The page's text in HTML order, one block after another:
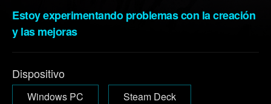
Estoy experimentando problemas con la creación
y las mejoras
Dispositivo
Windows PC Steam Deck